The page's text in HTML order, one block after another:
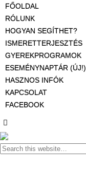
FŐOLDAL
RÓLUNK
HOGYAN SEGÍTHET?
ISMERETTERJESZTÉS
GYEREKPROGRAMOK
ESEMÉNYNAPTÁR (ÚJ!)
HASZNOS INFÓK
KAPCSOLAT
FACEBOOK